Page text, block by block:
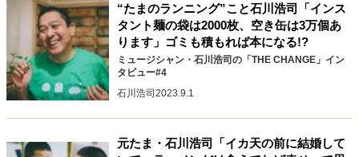
“たまのランニング”こと石川浩司「インス
タント麺の袋は2000枚、空き缶は3万個あ
ります」ゴミも積もれば本になる!?
ミュージシャン・石川浩司の「THE CHANGE」イン
タビュー#4
石川浩司2023.9.1
元たま・石川浩司「イカ天の前に結婚して